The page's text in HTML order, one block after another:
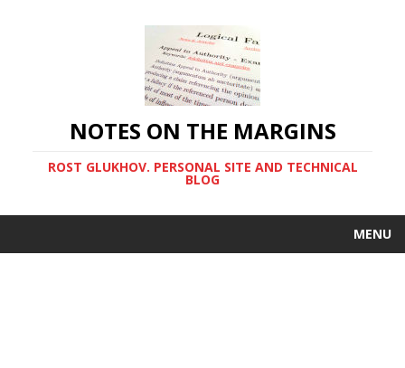
NOTES ON THE MARGINS
ROST GLUKHOV. PERSONAL SITE AND TECHNICAL
BLOG
MENU